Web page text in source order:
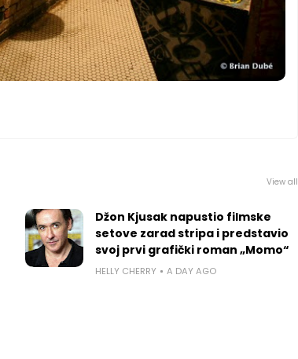
View all
Džon Kjusak napustio filmske
setove zarad stripa i predstavio
svoj prvi grafički roman „Momo“
HELLY CHERRY A DAY AGO